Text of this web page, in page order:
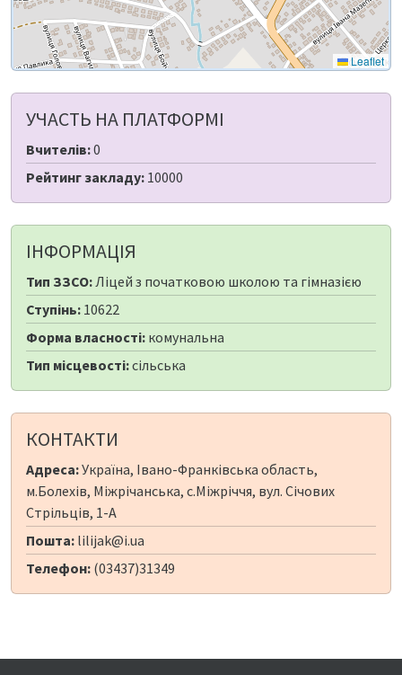
Leaflet
УЧАСТЬ НА ПЛАТФОРМІ
Вчителів:0
Рейтинг закладу: 10000
ІНФОРМАЦІЯ
Тип ЗЗСО:Ліцей з початковою школою та гімназією
Ступінь: 10622
Форма власності: комунальна
Тип місцевості:сільська
КОНТАКТИ
Адреса:Україна, Івано-Франківська область,
м.Болехів, Міжрічанська, с.Міжріччя, вул. Січових
Стрільців, 1-А
Пошта: lilijak@i.ua
Телефон: (03437)31349